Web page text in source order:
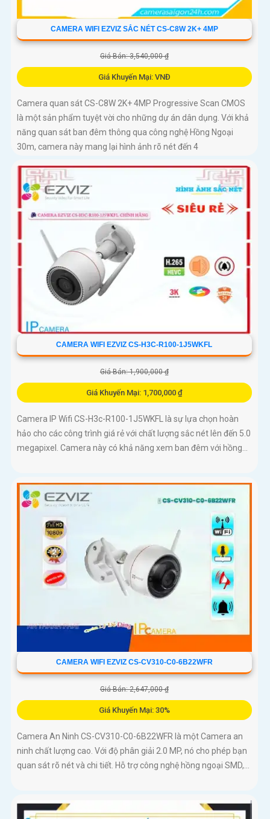
CAMERA WIFI EZVIZ SẮC NÉT CS-C8W 2K+ 4MP
Giá Bán: 3,540,000 ₫
Giá Khuyến Mại: VNĐ
Camera quan sát CS-C8W 2K+ 4MP Progressive Scan CMOS
là một sản phẩm tuyệt vời cho những dự án dân dụng. Với khả
năng quan sát ban đêm thông qua công nghệ Hồng Ngoại
30m, camera này mang lại hình ảnh rõ nét đến 4
CAMERA WIFI EZVIZ CS-H3C-R100-1J5WKFL
Giá Bán: 1,900,000 ₫
Giá Khuyến Mại: 1,700,000 ₫
Camera IP Wifi CS-H3c-R100-1J5WKFL là sự lựa chọn hoàn
hảo cho các công trình giá rẻ với chất lượng sắc nét lên đến 5.0
megapixel. Camera này có khả năng xem ban đêm với hồng...
CAMERA WIFI EZVIZ CS-CV310-C0-6B22WFR
Giá Bán: 2,647,000 ₫
Giá Khuyến Mại: 30%
Camera An Ninh CS-CV310-C0-6B22WFR là một Camera an
ninh chất lượng cao. Với độ phân giải 2.0 MP, nó cho phép bạn
quan sát rõ nét và chi tiết. Hỗ trợ công nghệ hồng ngoại SMD,...